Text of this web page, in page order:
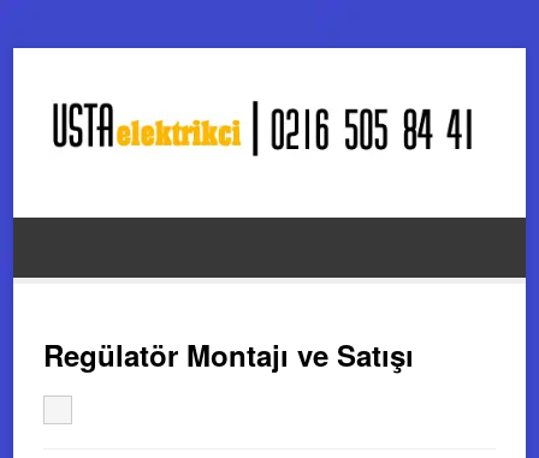
Regülatör Montajı ve Satışı